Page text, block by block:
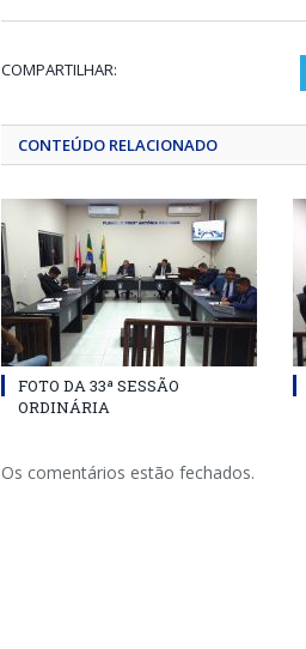
COMPARTILHAR:
CONTEÚDO RELACIONADO
FOTO DA 33ª SESSÃO
ORDINÁRIA
Os comentários estão fechados.